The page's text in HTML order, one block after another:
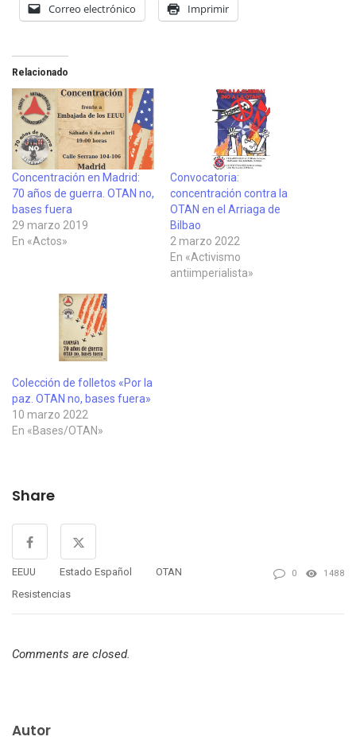
Correo electrónico Imprimir
Relacionado
Concentración en Madrid:
70 años de guerra. OTAN no,
bases fuera
29 marzo 2019
En «Actos»
Convocatoria:
concentración contra la
OTAN en el Arriaga de
Bilbao
2 marzo 2022
En «Activismo
antiimperialista»
Colección de folletos «Por la
paz. OTAN no, bases fuera»
10 marzo 2022
En «Bases/OTAN»
Share
EEUU Estado Español
OTAN
Resistencias
0 1488
Comments are closed.
Autor